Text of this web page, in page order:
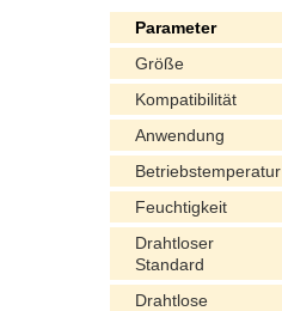
Parameter
Größe
Kompatibilität
Anwendung
Betriebstemperatur
Feuchtigkeit
Drahtloser
Standard
Drahtlose